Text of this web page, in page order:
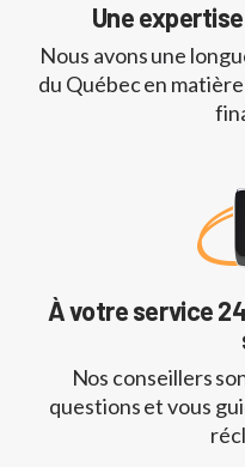
Une
Nous avons une
du Québec en
À votre service
Nos conseillers
questions et vous